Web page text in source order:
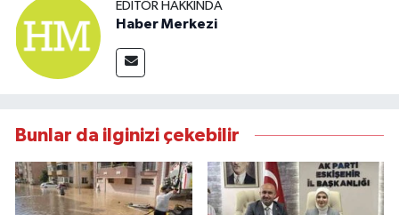
EDITÖR HAKKINDA
Haber Merkezi
Bunlar da ilginizi çekebilir